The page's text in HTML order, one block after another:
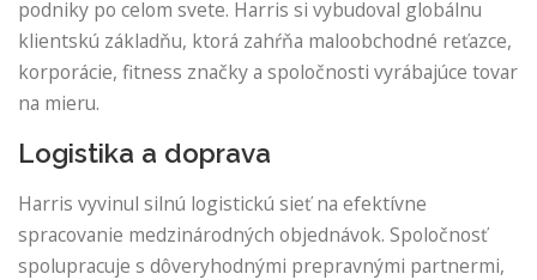
podniky po celom svete. Harris si vybudoval globálnu
klientskú základňu, ktorá zahŕňa maloobchodné reťazce,
korporácie, fitness značky a spoločnosti vyrábajúce tovar
na mieru.
Logistika a doprava
Harris vyvinul silnú logistickú sieť na efektívne
spracovanie medzinárodných objednávok. Spoločnosť
spolupracuje s dôveryhodnými prepravnými partnermi,